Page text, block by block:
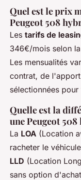
Quel est le prix
Peugeot 508
Les tarifs de
346€/mois selon
Les mensualités
contrat, de
sélectionnées
Quelle est la
une Peugeot
La LOA (Location
racheter le
LLD (Location
sans option